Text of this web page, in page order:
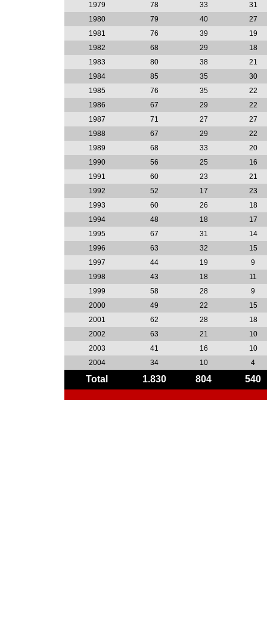
1979
78 33
31
1980
79 40
27
1981
76 39
19
1982
68 29
18
1983
80 38
21
1984
85 35
30
1985
76 35
22
1986
67 29
22
1987
71 27
27
1988
67 29
22
1989
68 33
20
1990
56 25
16
1991
60 23
21
1992
52 17
23
1993
60 26
18
1994
48 18
17
1995
67 31
14
1996
63 32
15
1997
44 19
9
1998
43 18
11
1999
58 28
9
2000
49 22
15
2001
62 28
18
2002
63 21
10
2003
41 16
10
2004
34 10 4
Total 1.830 804 540